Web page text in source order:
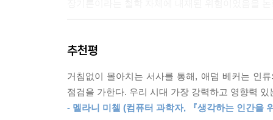
자체’이기 때문에 최대한 빨리 더 많은 기술을
위해 고민하거나 특정한 기술 발전을 증진하고
로 만들어 준 정부의 투자 같은 것에도 관심이 없
---〈제5장_걷잡을 수 없는 혼란의 우주 유토피아
특이점 신앙과 AI 종말론의 실체
레이 커즈와일은 기술 발전이 지수적으로 가속화
이론은 실리콘밸리의 복음이 되었고, 커즈와일 자
‘수확 가속의 법칙’이 무어의 법칙을 진화사 전
추천평
거침없이 몰아치는 서사를 통해, 애덤 베커는 인
점검을 가한다. 우리 시대 가장 강력하고 영향력
- 멜라니 미첼 (컴퓨터 과학자, 『생각하는 인간